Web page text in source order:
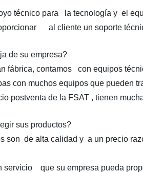
técnico para la tecnología y el
al cliente un soporte
de su empresa?
fábrica, contamos con equipos
con muchos equipos que pueden
postventa de la FSAT , tienen
sus productos?
son de alta calidad y a un precio
servicio que su empresa pueda